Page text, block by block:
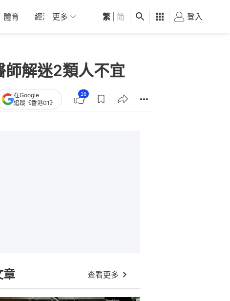
體育 經濟 01深圳 觀點 健康 好食玩飛
更多 繁 简 登入
解迷2類人不宜
在Google
追蹤《香港01》
26
章 查看更多